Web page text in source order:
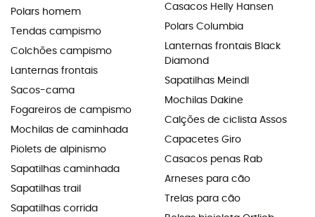
Polars homem
Tendas campismo
Colchões campismo
Lanternas frontais
Sacos-cama
Fogareiros de campismo
Mochilas de caminhada
Piolets de alpinismo
Sapatilhas caminhada
Sapatilhas trail
Sapatilhas corrida
Casacos Helly Hansen
Polars Columbia
Lanternas frontais Black
Diamond
Sapatilhas Meindl
Mochilas Dakine
Calções de ciclista Assos
Capacetes Giro
Casacos penas Rab
Arneses para cão
Trelas para cão